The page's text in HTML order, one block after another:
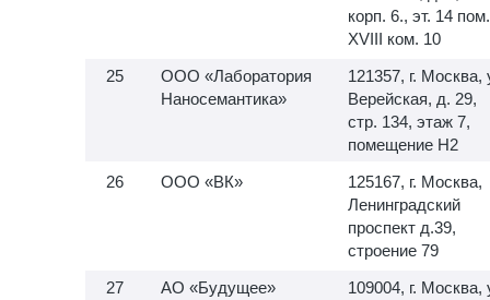
корп. 6., эт. 14 пом.
XVIII ком. 10
ООО «Лаборатория
Наносемантика»
121357, г. Москва,
Верейская, д. 29,
стр. 134, этаж 7,
помещение H2
ООО «ВК»
125167, г. Москва,
Ленинградский
проспект д.39,
строение 79
АО «Будущее»
109004, г. Москва,